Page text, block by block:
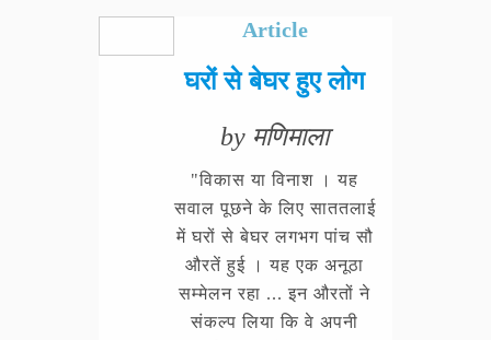
Article
घरों से बेघर हुए लोग
by मणिमाला
"विकास या विनाश । यह
सवाल पूछने के लिए साततलाई
में घरों से बेघर लगभग पांच सौ
औरतें हुई । यह एक अनूठा
सम्मेलन रहा ... इन औरतों ने
संकल्प लिया कि वे अपनी